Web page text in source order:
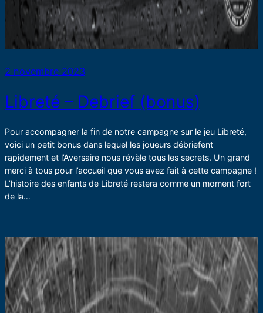
2 novembre 2023
Libreté – Debrief (bonus)
Pour accompagner la fin de notre campagne sur le jeu Libreté,
voici un petit bonus dans lequel les joueurs débriefent
rapidement et l’Aversaire nous révèle tous les secrets. Un grand
merci à tous pour l’accueil que vous avez fait à cette campagne !
L’histoire des enfants de Libreté restera comme un moment fort
de la…